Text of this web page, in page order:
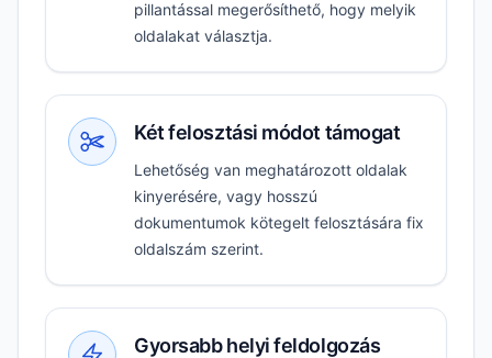
pillantással megerősíthető, hogy melyik
oldalakat választja.
Két felosztási módot támogat
Lehetőség van meghatározott oldalak
kinyerésére, vagy hosszú
dokumentumok kötegelt felosztására fix
oldalszám szerint.
Gyorsabb helyi feldolgozás